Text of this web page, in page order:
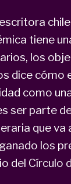
tiene
los
dice cómo
como
ser parte
que va
los
del Círculo